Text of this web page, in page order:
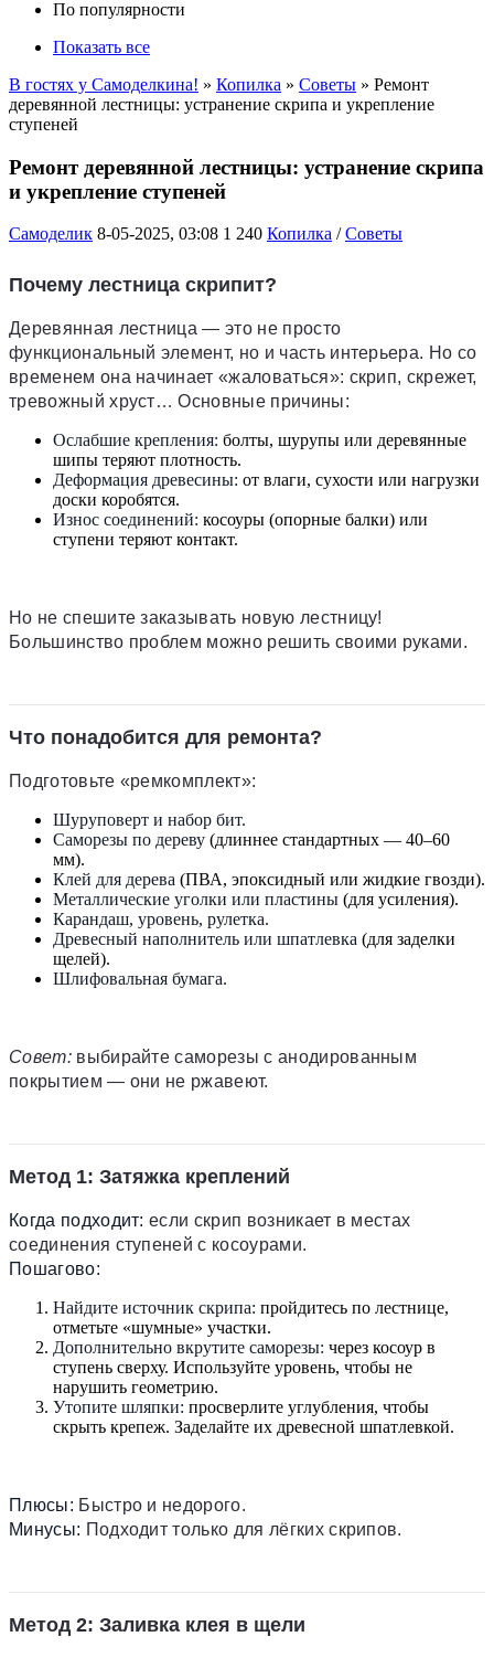
По популярности
Показать все
В гостях у Самоделкина! » Копилка » Советы » Ремонт
деревянной лестницы: устранение скрипа и укрепление
ступеней
Ремонт деревянной лестницы: устранение скрипа
и укрепление ступеней
Самоделик 8-05-2025, 03:08 1 240 Копилка /Советы
Почему лестница скрипит?
Деревянная лестница — это не просто
функциональный элемент, но и часть интерьера. Но со
временем она начинает «жаловаться»: скрип, скрежет,
тревожный хруст… Основные причины:
Ослабшие крепления: болты, шурупы или деревянные
шипы теряют плотность.
Деформация древесины: от влаги, сухости или нагрузки
доски коробятся.
Износ соединений: косоуры (опорные балки) или
ступени теряют контакт.
Но не спешите заказывать новую лестницу!
Большинство проблем можно решить своими руками.
Что понадобится для ремонта?
Подготовьте «ремкомплект»:
Шуруповерт и набор бит.
Саморезы по дереву (длиннее стандартных — 40–60
мм).
Клей для дерева (ПВА, эпоксидный или жидкие гвозди).
Металлические уголки или пластины (для усиления).
Карандаш, уровень, рулетка.
Древесный наполнитель или шпатлевка (для заделки
щелей).
Шлифовальная бумага.
Совет: выбирайте саморезы с анодированным
покрытием — они не ржавеют.
Метод 1: Затяжка креплений
Когда подходит:если скрип возникает в местах
соединения ступеней с косоурами.
Пошагово:
Найдите источник скрипа: пройдитесь по лестнице,
отметьте «шумные» участки.
Дополнительно вкрутите саморезы: через косоур в
ступень сверху. Используйте уровень, чтобы не
нарушить геометрию.
Утопите шляпки: просверлите углубления, чтобы
скрыть крепеж. Заделайте их древесной шпатлевкой.
Плюсы: Быстро и недорого.
Минусы: Подходит только для лёгких скрипов.
Метод 2: Заливка клея в щели